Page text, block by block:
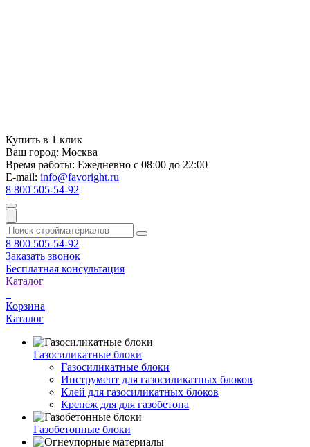
Купить в 1 клик
Ваш город: Москва
Время работы: Ежедневно с 08:00 до 22:00
E-mail: info@favoright.ru
8 800 505-54-92
8 800 505-54-92
Заказать звонок
Бесплатная консультация
Каталог
Корзина
Каталог
Газосиликатные блоки
Газосиликатные блоки
Инструмент для газосиликатных блоков
Клей для газосиликатных блоков
Крепеж для для газобетона
Газобетонные блоки